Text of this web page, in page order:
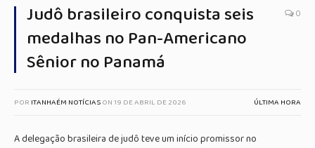
Judô brasileiro conquista seis
medalhas no Pan-Americano
Sênior no Panamá
0
POR ITANHAÉM NOTÍCIASON19 DE ABRIL DE 2026 ÚLTIMA HORA
A delegação brasileira de judô teve um início promissor no